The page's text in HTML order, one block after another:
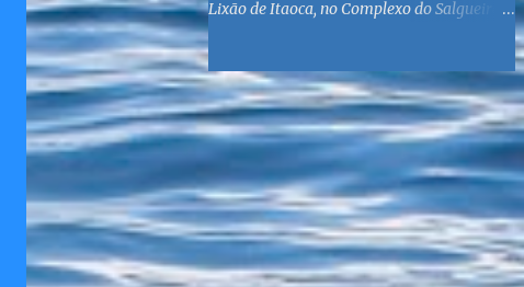
Lixão de Itaoca, no Complexo do Salgueiro,
catadores locais, como comida e material
higiênico, além de atendimento médico. O
Fórum Local espera contar com a
participação de ONGs locais e da população
do município. Aos interessados em
participar, basta se dirigir à Rua Dr.
Feliciano Sodré 82, Sala 104 – Centro, no
horário 9h às 17h, de segunda a sexta. Mais